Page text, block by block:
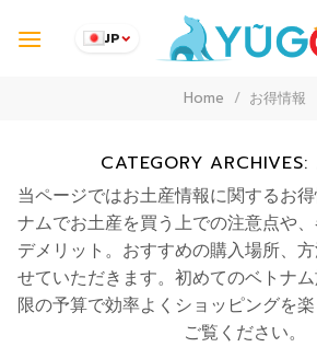
JP
Home / お得情報
CATEGORY ARCHIVES:
当ページではお土産情報に関するお
ナムでお土産を買う上での注意点や
デメリット。おすすめの購入場所、
せていただきます。初めてのベトナ
限の予算で効率よくショッピングを
ご覧ください。